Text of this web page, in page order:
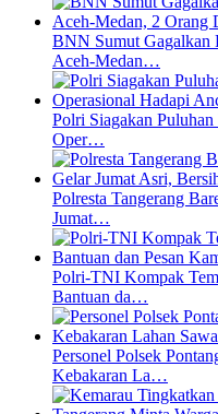
BNN Sumut Gagalkan
Aceh-Medan…
Polri Siagakan Puluhan
Oper…
Polresta Tangerang
Jumat…
Polri-TNI Kompak
Bantuan da…
Personel Polsek
Kebakaran La…